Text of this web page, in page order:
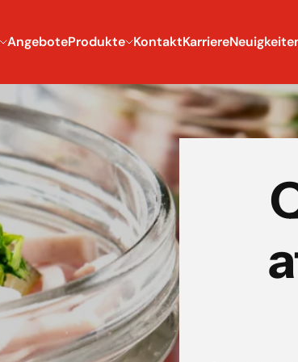
AngeboteProdukte KontaktKarriere